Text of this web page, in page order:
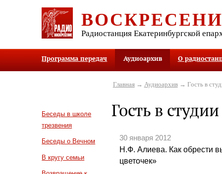
Радиостанция Екатеринбургской
Программа передач Аудиоархив О
Беседы в школе
трезвения
Беседы о Вечном
В кругу семьи
Главная→ Аудиоархив→ Гость в
Гость в студии
30 января 2012
Н.Ф. Алиева. Как обрести
цветочек»